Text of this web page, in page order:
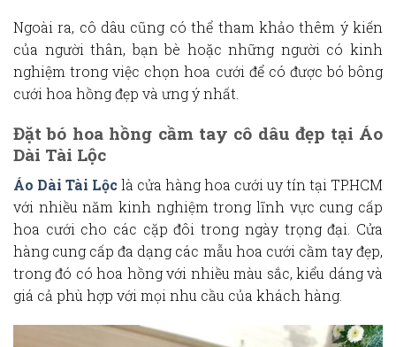
Ngoài ra, cô dâu cũng có thể tham khảo thêm ý kiến
của người thân, bạn bè hoặc những người có kinh
nghiệm trong việc chọn hoa cưới để có được bóbông
cưới hoa hồngđẹp và ưng ý nhất.
Đặt bó hoa hồng cầm tay cô dâu đẹp tại Áo
Dài Tài Lộc
Áo Dài Tài Lộc là cửa hàng hoa cưới uy tín tại TP.HCM
với nhiều năm kinh nghiệm trong lĩnh vực cung cấp
hoa cưới cho các cặp đôi trong ngày trọng đại. Cửa
hàng cung cấp đa dạng các mẫu hoa cưới cầm tay đẹp,
trong đó có hoa hồng với nhiều màu sắc, kiểu dáng và
giá cả phù hợp với mọi nhu cầu của khách hàng.